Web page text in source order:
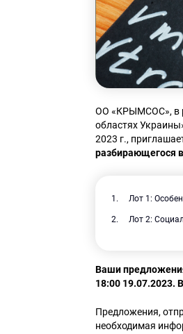
ОО «КРЫМСОС», в
областях
2023 г.,
разбирающегося
Лот 1:
Лот 2:
Ваши
18:00 19.07.2023.
Предложения,
необходимая